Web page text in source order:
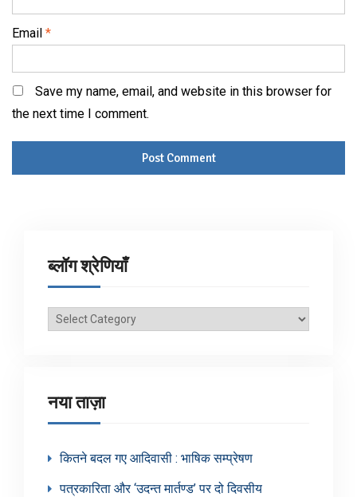
Email *
Save my name, email, and website in this browser for
the next time I comment.
ब्लॉग श्रेणियाँ
ब्लॉग
नया ताज़ा
कितने बदल गए आदिवासी : भाषिक सम्प्रेषण
पत्रकारिता और ‘उदन्त मार्तण्ड’ पर दो दिवसीय